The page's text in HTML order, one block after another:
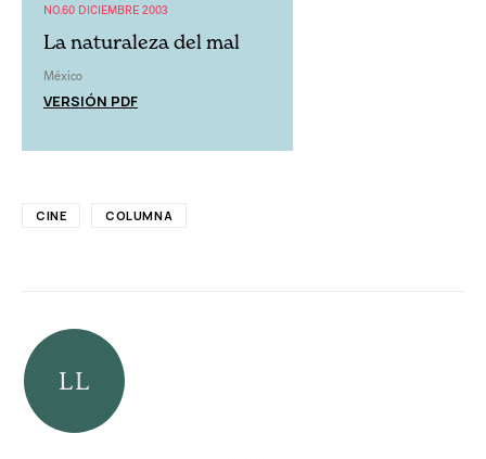
NO.60 DICIEMBRE 2003
La naturaleza del mal
México
VERSIÓN PDF
CINE COLUMNA